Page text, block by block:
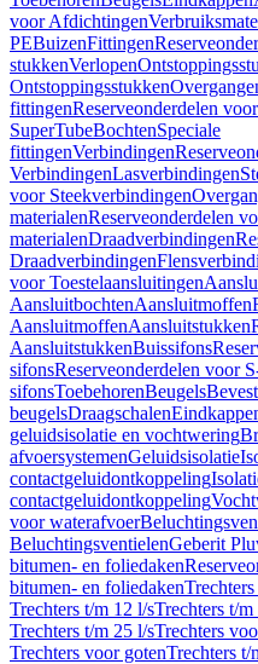
voor Afdichtingen
PEBuizenFittingen
stukkenVerlopen
Ontstoppingsstukken
fittingenReserveonderdelen
SuperTubeBochtenSpeciale
fittingenVerbindingen
VerbindingenLasverbindingen
voor Steekverbindingen
materialenReserveonderdelen
materialenDraadverbindingen
Draadverbindingen
voor Toestelaansluitingen
AansluitbochtenAansluitmoffen
AansluitmoffenAansluitstukken
AansluitstukkenBuissifons
sifonsReserveonderdelen voor
sifonsToebehorenBeugels
beugelsDraagschalen
geluidsisolatie en vochtwering
afvoersystemenGeluidsisolatie
contactgeluidontkoppeling
contactgeluidontkoppeling
voor waterafvoer
BeluchtingsventielenGeberit
bitumen- en foliedaken
bitumen- en foliedaken
Trechters t/m 12 l/sTrechters t/m
Trechters t/m 25 l/sTrechters
Trechters voor gotenTrechters t/